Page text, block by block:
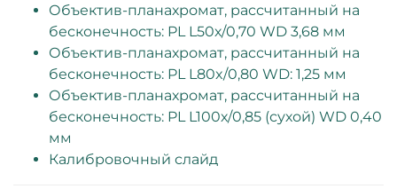
Объектив-планахромат, рассчитанный на
бесконечность: PL L50х/0,70 WD 3,68 мм
Объектив-планахромат, рассчитанный на
бесконечность: PL L80x/0,80 WD: 1,25 мм
Объектив-планахромат, рассчитанный на
бесконечность: PL L100х/0,85 (сухой) WD 0,40
мм
Калибровочный слайд